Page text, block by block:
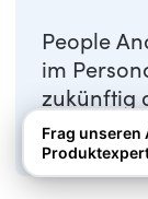
People
im
zukünftig
Umso
Frag unseren